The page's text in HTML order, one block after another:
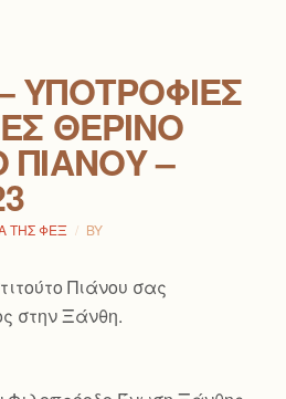
ΥΠΟΤΡΟΦΊΕΣ
ΘΕΡΙΝΌ
ΠΙΆΝΟΥ –
ΤΗΣ ΦΕΞ BY
Πιάνου σας
στην Ξάνθη.